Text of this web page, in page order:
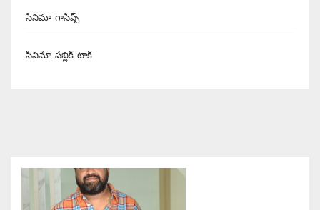
సినిమా గాసిప్స్
సినిమా పబ్లిక్ టాక్